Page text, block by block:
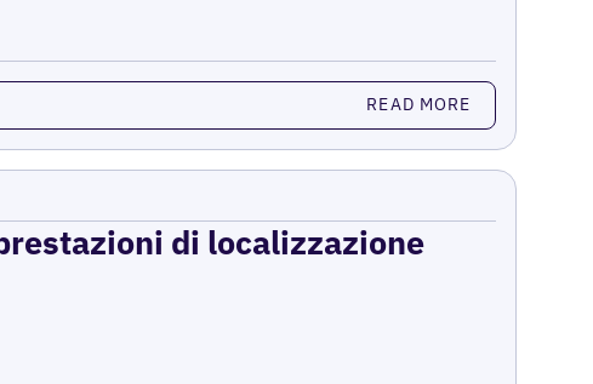
READ MORE
di localizzazione